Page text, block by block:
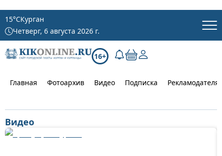
15°CКурган
Четверг, 6 августа 2026 г.
16+
Главная Фотоархив Видео Подписка
Видео